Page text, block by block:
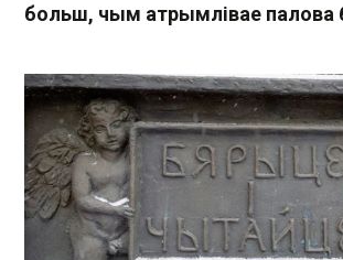
больш, чым атрымлівае палова